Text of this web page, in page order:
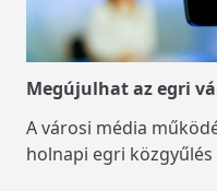
Megújulhat az egri
A városi média
holnapi egri közgyűlés